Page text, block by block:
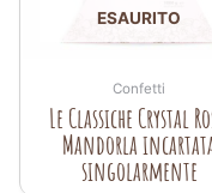
ESAURITO
Confetti
Le Classiche Crystal
Mandorla
singolarmente